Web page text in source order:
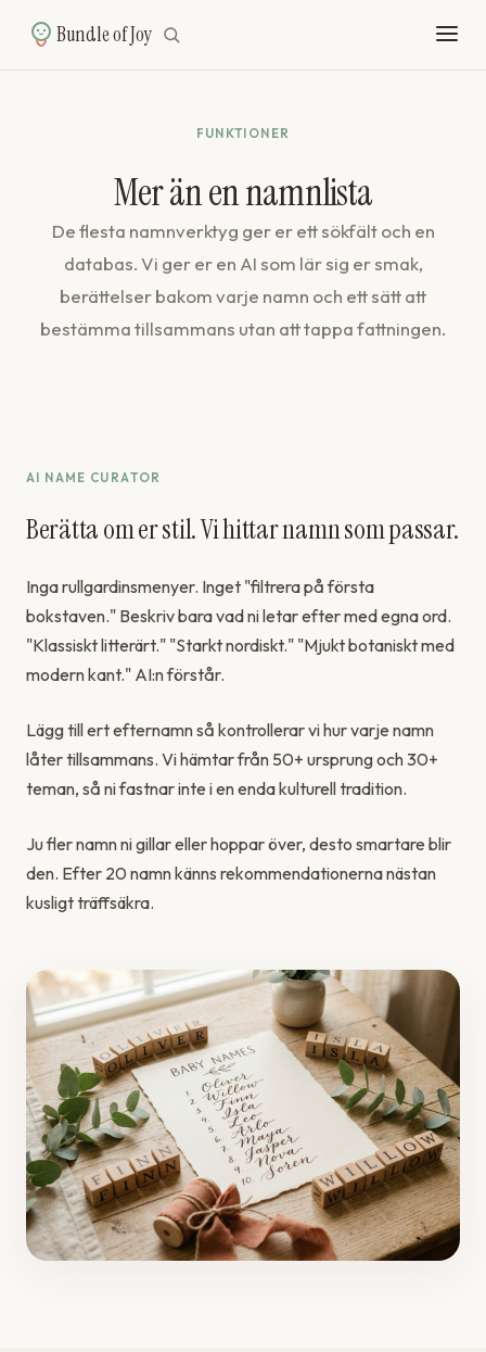
Bundle of Joy
FUNKTIONER
Mer än en namnlista
De flesta namnverktyg ger er ett sökfält och en
databas. Vi ger er en AI som lär sig er smak,
berättelser bakom varje namn och ett sätt att
bestämma tillsammans utan att tappa fattningen.
AI NAME CURATOR
Berätta om er stil. Vi hittar namn som passar.
Inga rullgardinsmenyer. Inget "filtrera på första
bokstaven." Beskriv bara vad ni letar efter med egna ord.
"Klassiskt litterärt." "Starkt nordiskt." "Mjukt botaniskt med
modern kant." AI:n förstår.
Lägg till ert efternamn så kontrollerar vi hur varje namn
låter tillsammans. Vi hämtar från 50+ ursprung och 30+
teman, så ni fastnar inte i en enda kulturell tradition.
Ju fler namn ni gillar eller hoppar över, desto smartare blir
den. Efter 20 namn känns rekommendationerna nästan
kusligt träffsäkra.